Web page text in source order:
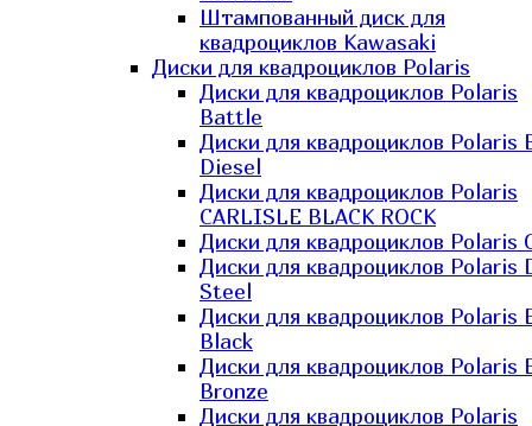
Штампованный диск для
квадроциклов Kawasaki​
Диски для квадроциклов Polaris
Диски для квадроциклов Polaris
Battle
Диски для квадроциклов Polaris
Diesel
Диски для квадроциклов Polaris
CARLISLE BLACK ROCK
Диски для квадроциклов Polaris
Диски для квадроциклов Polaris
Steel
Диски для квадроциклов Polaris
Black
Диски для квадроциклов Polaris
Bronze
Диски для квадроциклов Polaris